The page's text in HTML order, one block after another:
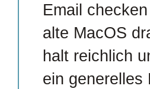
Email
alte MacOS
halt reichlich
ein generelles